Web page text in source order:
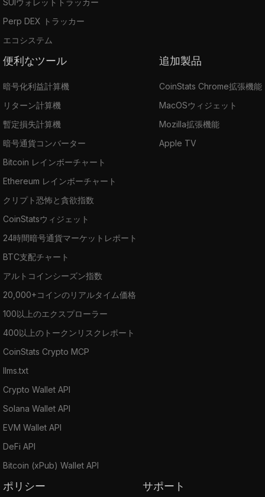
Perp DEX トラッカー
エコシステム
便利なツール
暗号化利益計算機
リターン計算機
暫定損失計算機
暗号通貨コンバーター
Bitcoin レインボーチャート
Ethereum レインボーチャート
クリプト恐怖と貪欲指数
CoinStatsウィジェット
24時間暗号通貨マーケットレポート
BTC支配チャート
アルトコインシーズン指数
20,000+コインのリアルタイム価格
100以上のエクスプローラー
400以上のトークンリスクレポート
CoinStats Crypto MCP
llms.txt
Crypto Wallet API
Solana Wallet API
EVM Wallet API
DeFi API
Bitcoin (xPub) Wallet API
追加製品
CoinStats Chrome拡張機能
MacOSウィジェット
Mozilla拡張機能
Apple TV
ポリシー サポート